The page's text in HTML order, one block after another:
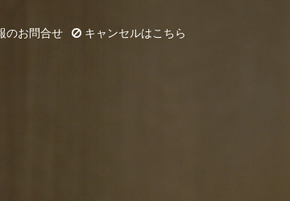
のお問合せ キャンセルはこちら